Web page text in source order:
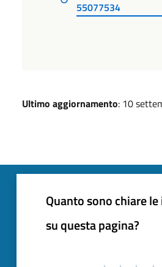
55077534
Ultimo aggiornamento: 10
Quanto sono chiare
su questa pagina?